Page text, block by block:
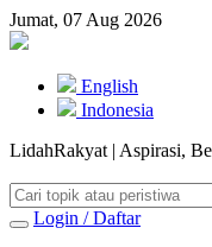
Jumat, 07 Aug 2026
English
Indonesia
LidahRakyat | Aspirasi,
Login / Daftar